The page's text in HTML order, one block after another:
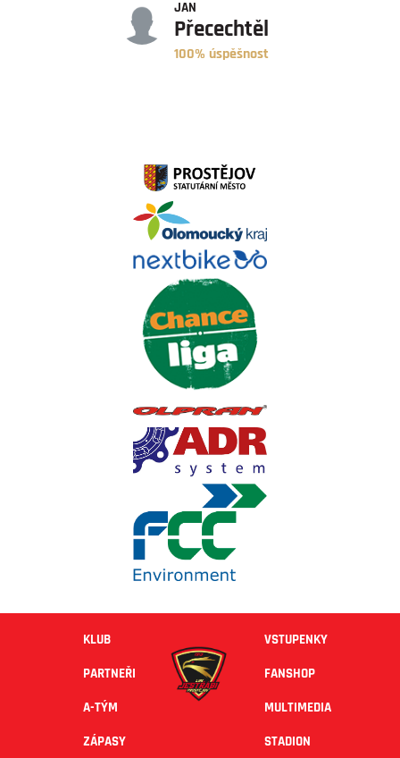
JAN
Přecechtěl
100% úspěšnost
KLUB
PARTNEŘI
A-TÝM
ZÁPASY
VSTUPENKY
FANSHOP
MULTIMEDIA
STADION